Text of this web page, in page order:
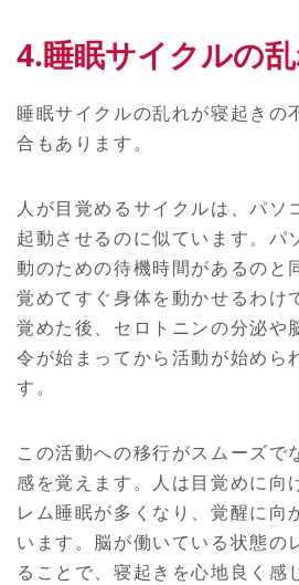
4.睡眠サイクルの
睡眠サイクルの乱れが寝起きの
合もあります。
人が目覚めるサイクルは、パソ
起動させるのに似ています。パ
動のための待機時間があるのと
覚めてすぐ身体を動かせるわけ
覚めた後、セロトニンの分泌や
令が始まってから活動が始めら
す。
この活動への移行がスムーズで
感を覚えます。人は目覚めに向
レム睡眠が多くなり、覚醒に向
います。脳が働いている状態の
ることで、寝起きを心地良く感